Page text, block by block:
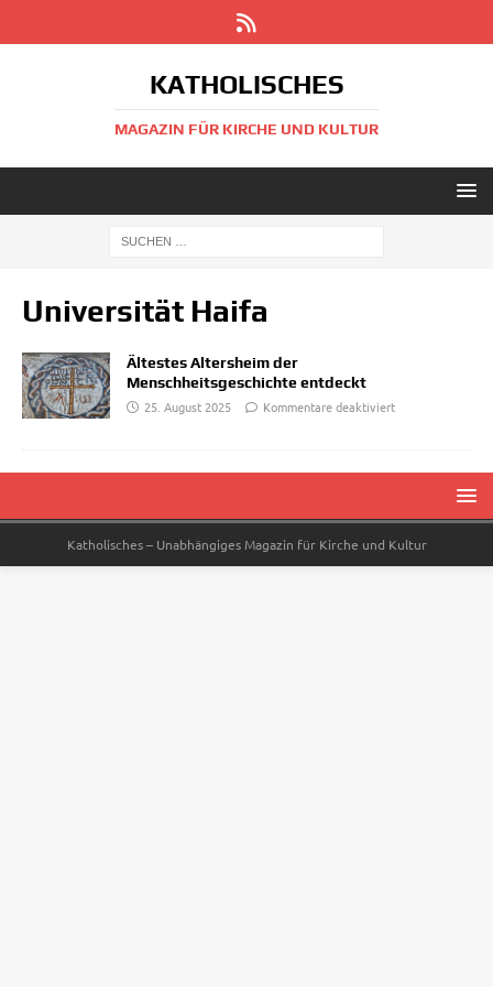
KATHOLISCHES
MAGAZIN FÜR KIRCHE UND KULTUR
Universität Haifa
Ältestes Altersheim der
Menschheitsgeschichte entdeckt
25. August 2025
Kommentare deaktiviert
Katholisches – Unabhängiges Magazin für Kirche und Kultur